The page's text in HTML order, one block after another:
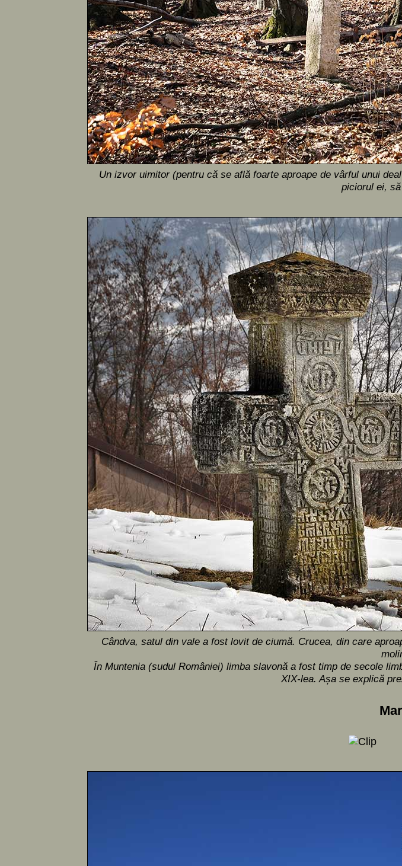
Un izvor uimitor (pentru că se află foarte aproape de vârful unui
piciorul ei,
Cândva, satul din vale a fost lovit de ciumă. Crucea, din care
În Muntenia (sudul României) limba slavonă a fost timp de secole
XIX-lea. Așa se explică